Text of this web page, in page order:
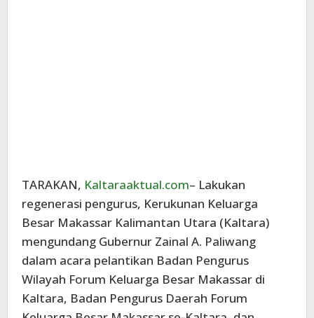
TARAKAN, Kaltaraaktual.com– Lakukan
regenerasi pengurus, Kerukunan Keluarga
Besar Makassar Kalimantan Utara (Kaltara)
mengundang Gubernur Zainal A. Paliwang
dalam acara pelantikan Badan Pengurus
Wilayah Forum Keluarga Besar Makassar di
Kaltara, Badan Pengurus Daerah Forum